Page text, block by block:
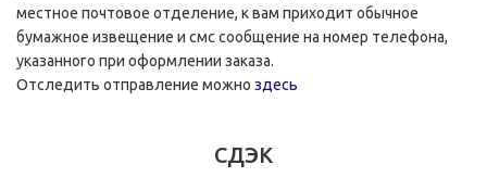
местное почтовое отделение, к вам приходит обычное
бумажное извещение и смс сообщение на номер телефона,
указанного при оформлении заказа.
Отследить отправление можно здесь
СДЭК